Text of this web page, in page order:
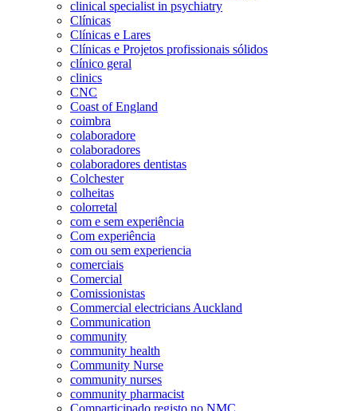
clinical specialist in psychiatry
Clínicas
Clínicas e Lares
Clínicas e Projetos profissionais sólidos
clínico geral
clinics
CNC
Coast of England
coimbra
colaboradore
colaboradores
colaboradores dentistas
Colchester
colheitas
colorretal
com e sem experiência
Com experiência
com ou sem experiencia
comerciais
Comercial
Comissionistas
Commercial electricians Auckland
Communication
community
community health
Community Nurse
community nurses
community pharmacist
Comparticipado registo no NMC